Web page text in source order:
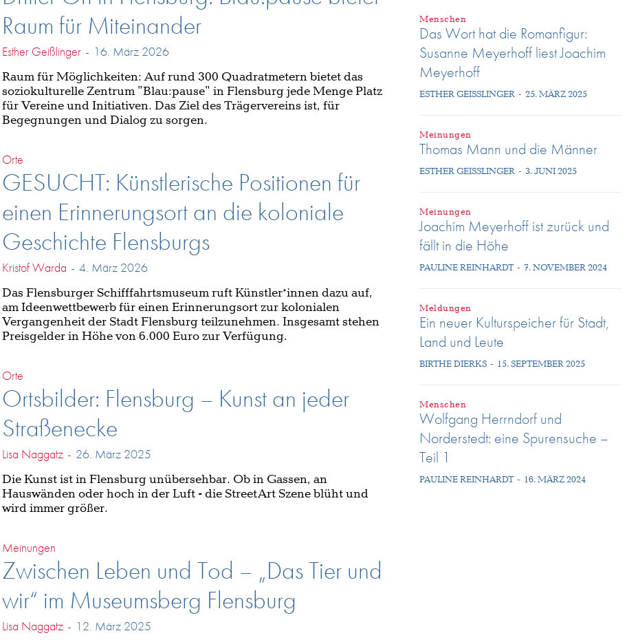
Raum für Miteinander
Esther Geißlinger - 16. März 2026
Raum für Möglichkeiten: Auf rund 300 Quadratmetern bietet das
soziokulturelle Zentrum "Blau:pause" in Flensburg jede Menge Platz
für Vereine und Initiativen. Das Ziel des Trägervereins ist, für
Begegnungen und Dialog zu sorgen.
Orte
GESUCHT: Künstlerische Positionen für
einen Erinnerungsort an die koloniale
Geschichte Flensburgs
Kristof Warda - 4. März 2026
Das Flensburger Schifffahrtsmuseum ruft Künstler*innen dazu auf,
am Ideenwettbewerb für einen Erinnerungsort zur kolonialen
Vergangenheit der Stadt Flensburg teilzunehmen. Insgesamt stehen
Preisgelder in Höhe von 6.000 Euro zur Verfügung.
Orte
Ortsbilder: Flensburg – Kunst an jeder
Straßenecke
Lisa Naggatz - 26. März 2025
Die Kunst ist in Flensburg unübersehbar. Ob in Gassen, an
Hauswänden oder hoch in der Luft - die StreetArt Szene blüht und
wird immer größer.
Meinungen
Zwischen Leben und Tod – „Das Tier und
wir“ im Museumsberg Flensburg
Lisa Naggatz - 12. März 2025
Menschen
Das Wort hat die Romanfigur:
Susanne Meyerhoff liest Joachim
Meyerhoff
ESTHER GEISSLINGER - 25. MÄRZ 2025
Meinungen
Thomas Mann und die Männer
ESTHER GEISSLINGER - 3. JUNI 2025
Meinungen
Joachim Meyerhoff ist zurück und
fällt in die Höhe
PAULINE REINHARDT - 7. NOVEMBER 2024
Meldungen
Ein neuer Kulturspeicher für Stadt,
Land und Leute
BIRTHE DIERKS - 15. SEPTEMBER 2025
Menschen
Wolfgang Herrndorf und
Norderstedt: eine Spurensuche –
Teil 1
PAULINE REINHARDT - 16. MÄRZ 2024